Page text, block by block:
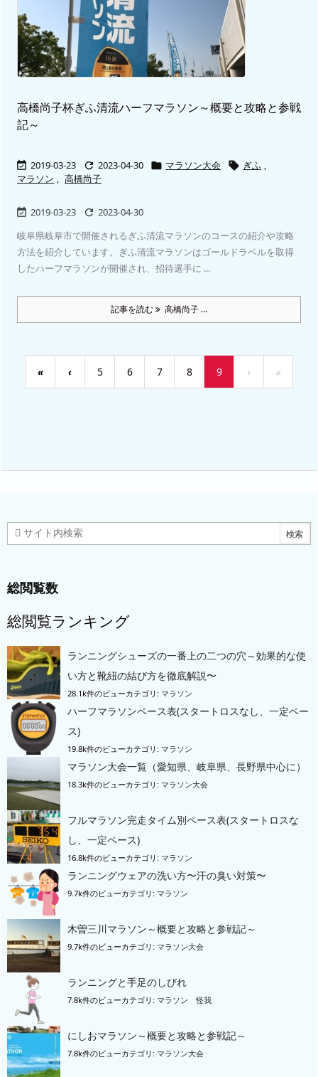
高橋尚子杯ぎふ清流ハーフマラソン～概要と攻略と参戦
記～
 2019-03-23  2023-04-30  マラソン大会  ぎふ ,
マラソン , 高橋尚子
 2019-03-23  2023-04-30
岐阜県岐阜市で開催されるぎふ清流マラソンのコースの紹介や攻略
方法を紹介しています。ぎふ清流マラソンはゴールドラベルを取得
したハーフマラソンが開催され、招待選手に ...
記事を読む 高橋尚子 ...
« ‹ 5 6 7 8 9 › »
総閲覧数
総閲覧ランキング
ランニングシューズの一番上の二つの穴～効果的な使
い方と靴紐の結び方を徹底解説〜
28.1k件のビューカテゴリ: マラソン
ハーフマラソンペース表(スタートロスなし、一定ペー
ス)
19.8k件のビューカテゴリ: マラソン
マラソン大会一覧（愛知県、岐阜県、長野県中心に）
18.3k件のビューカテゴリ: マラソン大会
フルマラソン完走タイム別ペース表(スタートロスな
し、一定ペース)
16.8k件のビューカテゴリ: マラソン
ランニングウェアの洗い方〜汗の臭い対策〜
9.7k件のビューカテゴリ: マラソン
木曽三川マラソン～概要と攻略と参戦記～
9.7k件のビューカテゴリ: マラソン大会
ランニングと手足のしびれ
7.8k件のビューカテゴリ: マラソン 怪我
にしおマラソン～概要と攻略と参戦記～
7.8k件のビューカテゴリ: マラソン大会